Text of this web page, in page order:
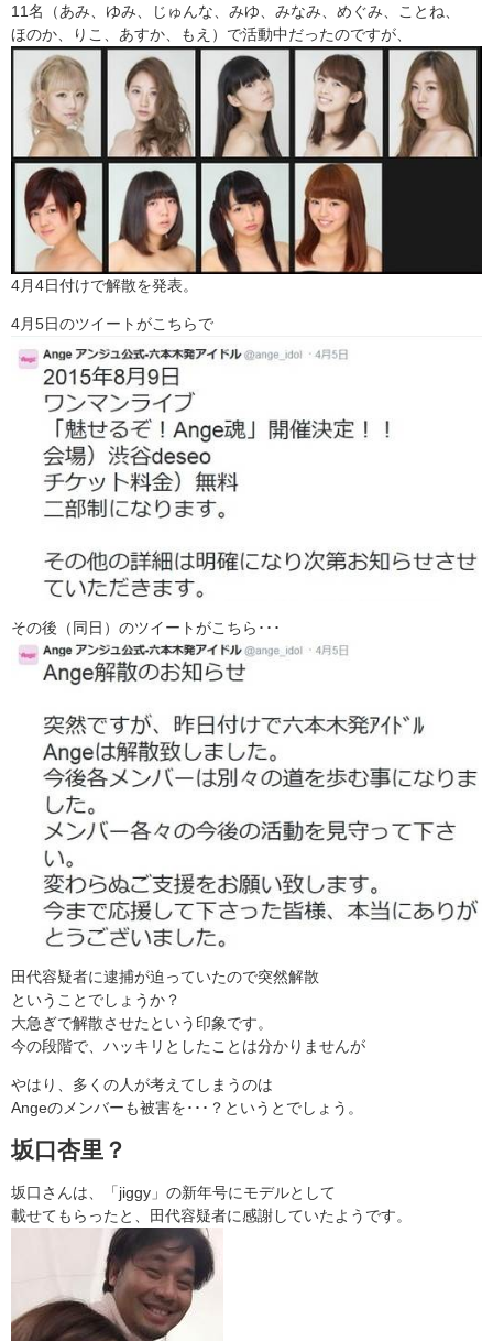
11名（あみ、ゆみ、じゅんな、みゆ、みなみ、めぐみ、ことね、
ほのか、りこ、あすか、もえ）で活動中だったのですが、
4月4日付けで解散を発表。
4月5日のツイートがこちらで
その後（同日）のツイートがこちら･･･
田代容疑者に逮捕が迫っていたので突然解散
ということでしょうか？
大急ぎで解散させたという印象です。
今の段階で、ハッキリとしたことは分かりませんが
やはり、多くの人が考えてしまうのは
Angeのメンバーも被害を･･･？というとでしょう。
坂口杏里？
坂口さんは、「jiggy」の新年号にモデルとして
載せてもらったと、田代容疑者に感謝していたようです。